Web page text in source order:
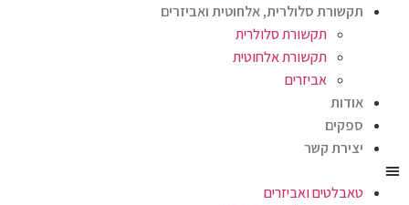
תקשורת סלולרית, אלחוטית ואביזרים
תקשורת סלולרית
תקשורת אלחוטית
אביזרים
אודות
ספקים
יצירת קשר
טאבלטים ואביזרים